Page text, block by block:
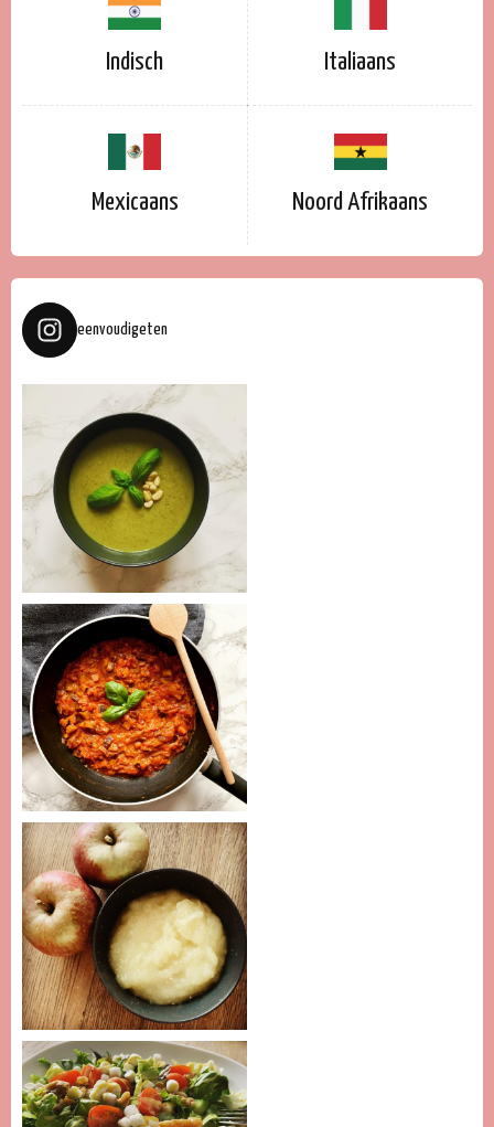
Indisch Italiaans
Mexicaans Noord Afrikaans
eenvoudigeten